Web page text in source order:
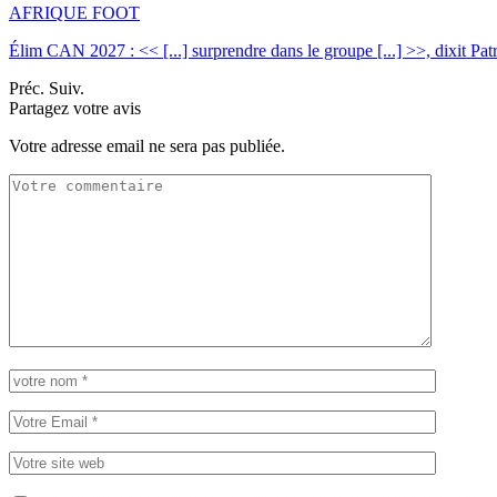
AFRIQUE FOOT
Élim CAN 2027 : << [...] surprendre dans le groupe [...] >>, dixit
Préc. Suiv.
Partagez votre avis
Votre adresse email ne sera pas publiée.